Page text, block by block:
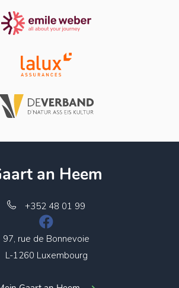
an Heem
+352 48 01 99
97, rue de Bonnevoie
L-1260 Luxembourg